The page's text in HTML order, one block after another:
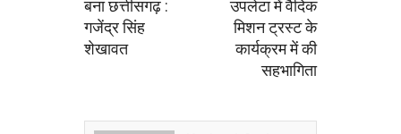
बना छत्तीसगढ़ :
गजेंद्र सिंह
शेखावत
उपलेटा में वैदिक
मिशन ट्रस्ट के
कार्यक्रम में की
सहभागिता